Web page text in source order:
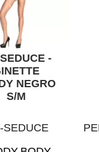
-
NEGRO
S/M
SEDUCE